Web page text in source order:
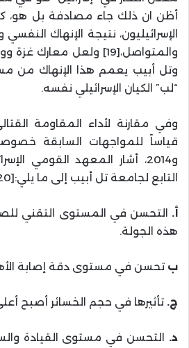
أظن ان ذلك جاء مصادفة بل هو،
الإسرائيليون، نتيجة الإنهاك
والمتواصل،[19] ولعل
وتل أبيب يعمم هذا الإنهاك من
“لب” الكيان الإسرائيلي نفسه.
وفي مقارنة لأداء المقاومة
و2014، أشار المعهد القومي
التابع لجامعة تل أبيب إلى ما يلي:[20]
أ. التحسن في المستوى التقني
هذه الجولة.
ب تحسن في مستوى دقة إصابة
ج. تأثيرها في حجم الخسائر أصبح
د. التحسن في مستوى القيادة